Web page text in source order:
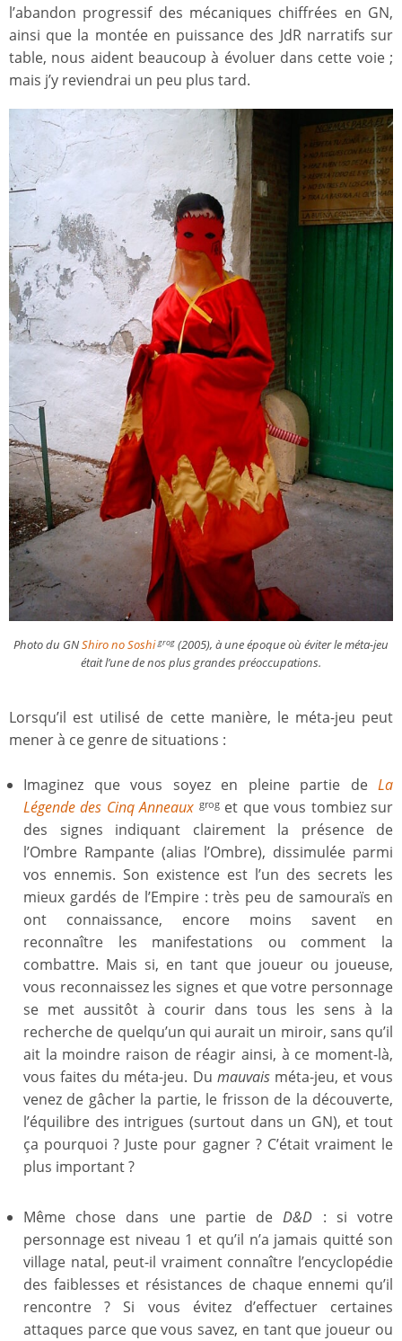
l’abandon progressif des mécaniques chiffrées en GN,
ainsi que la montée en puissance des JdR narratifs sur
table, nous aident beaucoup à évoluer dans cette voie ;
mais j’y reviendrai un peu plus tard.
Photo du GNShiro no Soshi grog (2005), à une époque où éviter le méta-jeu
était l’une de nos plus grandes préoccupations.
Lorsqu’il est utilisé de cette manière, le méta-jeu peut
mener à ce genre de situations :
Imaginez que vous soyez en pleine partie de La
Légende des Cinq Anneaux groget que vous tombiez sur
des signes indiquant clairement la présence de
l’Ombre Rampante (alias l’Ombre), dissimulée parmi
vos ennemis. Son existence est l’un des secrets les
mieux gardés de l’Empire : très peu de samouraïs en
ont connaissance, encore moins savent en
reconnaître les manifestations ou comment la
combattre. Mais si, en tant que joueur ou joueuse,
vous reconnaissez les signes et que votre personnage
se met aussitôt à courir dans tous les sens à la
recherche de quelqu’un qui aurait un miroir, sans qu’il
ait la moindre raison de réagir ainsi, à ce moment-là,
vous faites du méta-jeu. Du mauvaisméta-jeu, et vous
venez de gâcher la partie, le frisson de la découverte,
l’équilibre des intrigues (surtout dans un GN), et tout
ça pourquoi ? Juste pour gagner ? C’était vraiment le
plus important ?
Même chose dans une partie deD&D : si votre
personnage est niveau 1 et qu’il n’a jamais quitté son
village natal, peut-il vraiment connaître l’encyclopédie
des faiblesses et résistances de chaque ennemi qu’il
rencontre ? Si vous évitez d’effectuer certaines
attaques parce que vous savez, en tant que joueur ou